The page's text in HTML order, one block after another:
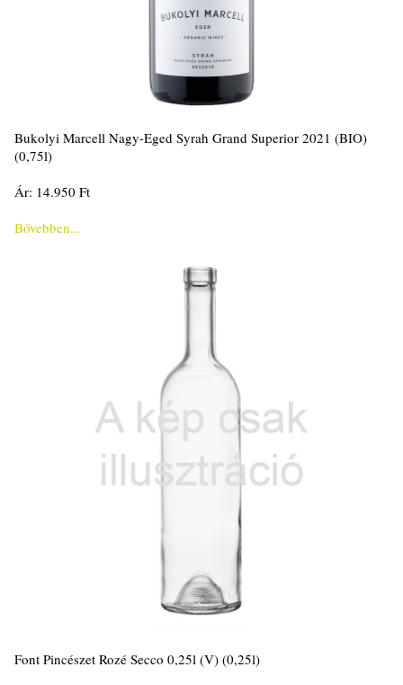
Bukolyi Marcell Nagy-Eged Syrah Grand Superior 2021 (BIO)
(0,75l)
Ár: 14.950 Ft
Bővebben...
Font Pincészet Rozé Secco 0,25l (V) (0,25l)